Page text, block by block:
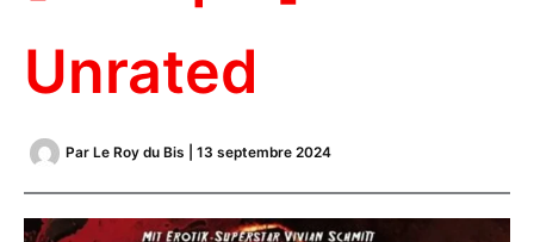
Unrated
Par Le Roy du Bis 13 septembre 2024